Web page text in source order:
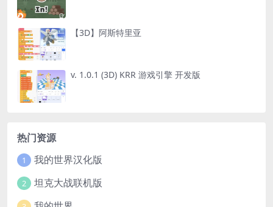
【3D】阿斯特里亚
v. 1.0.1 (3D) KRR 游戏引擎 开发版
热门资源
1 我的世界汉化版
2 坦克大战联机版